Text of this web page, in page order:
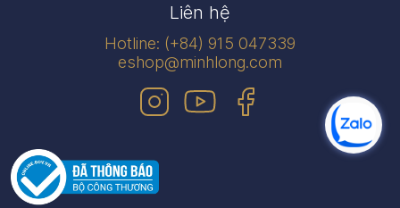
Liên hệ
Hotline: (+84) 915 047339
eshop@minhlong.com